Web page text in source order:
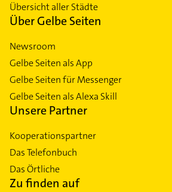
Übersicht aller Städte
Über Gelbe Seiten
Newsroom
Gelbe Seiten als App
Gelbe Seiten für Messenger
Gelbe Seiten als Alexa Skill
Unsere Partner
Kooperationspartner
Das Telefonbuch
Das Örtliche
Zu finden auf